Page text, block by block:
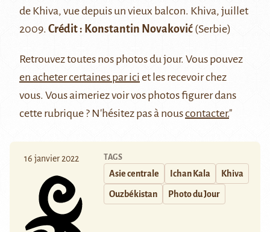
de Khiva, vue depuis un vieux balcon. Khiva, juillet
2009. Crédit : Konstantin Novaković (Serbie)
Retrouveztoutes nos photos du jour. Vous pouvez
en acheter certaines par ici et les recevoir chez
vous. Vous aimeriez voir vos photos figurer dans
cette rubrique ? N'hésitez pas à nouscontacter."
16 janvier 2022 TAGS
Asie centrale Ichan Kala Khiva
Ouzbékistan Photo du Jour